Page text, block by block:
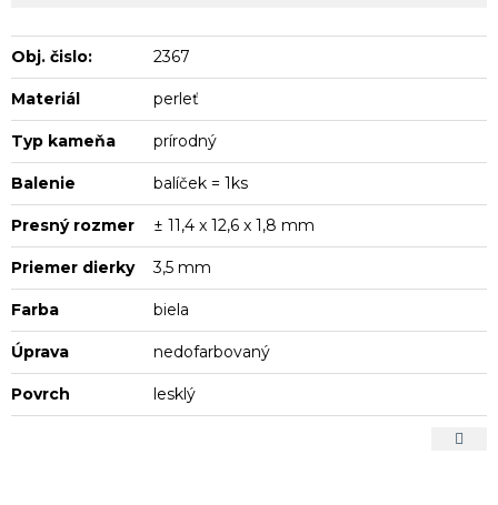
Obj. čislo: 2367
Materiál perleť
Typ kameňa prírodný
Balenie balíček = 1ks
Presný rozmer ± 11,4 x 12,6 x 1,8 mm
Priemer dierky 3,5 mm
Farba biela
Úprava nedofarbovaný
Povrch lesklý